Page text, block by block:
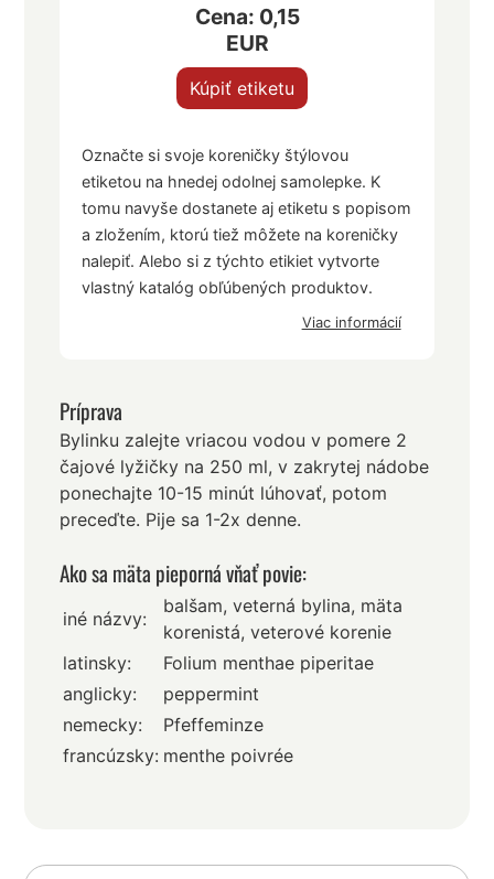
Cena: 0,15
EUR
Kúpiť etiketu
Označte si svoje koreničky štýlovou
etiketou na hnedej odolnej samolepke. K
tomu navyše dostanete aj etiketu s popisom
a zložením, ktorú tiež môžete na koreničky
nalepiť. Alebo si z týchto etikiet vytvorte
vlastný katalóg obľúbených produktov.
Viac informácií
Príprava
Bylinku zalejte vriacou vodou v pomere 2
čajové lyžičky na 250 ml, v zakrytej nádobe
ponechajte 10-15 minút lúhovať, potom
preceďte. Pije sa 1-2x denne.
Ako sa mäta pieporná vňať povie:
iné názvy:
balšam, veterná bylina, mäta
korenistá, veterové korenie
latinsky:
Folium menthae piperitae
anglicky:
peppermint
nemecky:
Pfeffeminze
francúzsky: menthe poivrée